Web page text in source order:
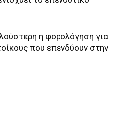
η φορολόγηση για
που επενδύουν στην